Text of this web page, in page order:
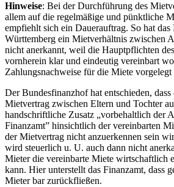
Hinweise: Bei der Durchführung des
allem auf die regelmäßige und pünktliche
empfiehlt sich ein Dauerauftrag. So hat
Württemberg ein Mietverhältnis zwischen
nicht anerkannt, weil die Hauptpflichten
vornherein klar und eindeutig vereinbart
Zahlungsnachweise für die Miete
Der Bundesfinanzhof hat entschieden, dass
Mietvertrag zwischen Eltern und Tochter
handschriftliche Zusatz „vorbehaltlich der
Finanzamt” hinsichtlich der vereinbarten
der Mietvertrag nicht anzuerkennen sein
wird steuerlich u. U. auch dann nicht
Mieter die vereinbarte Miete wirtschaftlich
kann. Hier unterstellt das Finanzamt, dass
Mieter bar zurückfließen.